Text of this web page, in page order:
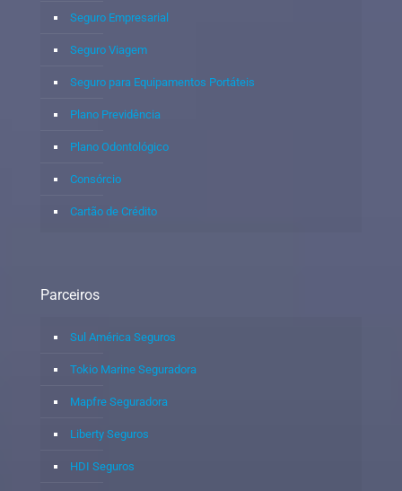
Seguro Empresarial
Seguro Viagem
Seguro para Equipamentos Portáteis
Plano Previdência
Plano Odontológico
Consórcio
Cartão de Crédito
Parceiros
Sul América Seguros
Tokio Marine Seguradora
Mapfre Seguradora
Liberty Seguros
HDI Seguros